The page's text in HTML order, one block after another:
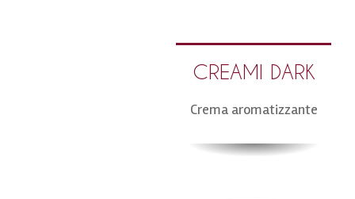
CREAMI DARK
Crema aromatizzante